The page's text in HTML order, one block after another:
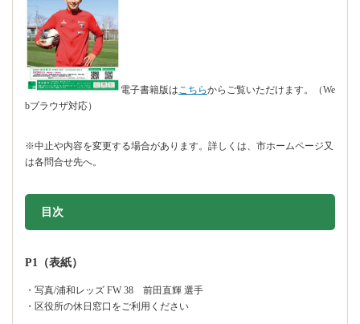
電子書籍版はこちらからご覧いただけます。（We
bブラウザ対応）
※中止や内容を変更する場合があります。詳しくは、市ホームページ又
は各問合せ先へ。
目次
P1（表紙）
・写真/浦和レッズ FW 38 前田直輝 選手
・区役所の休日窓口をご利用ください